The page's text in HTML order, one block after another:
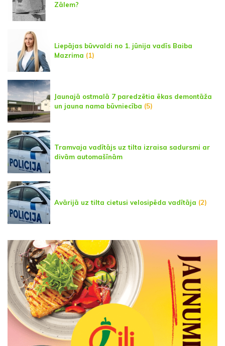
Zālem?
Liepājas būvvaldi no 1. jūnija vadīs Baiba
Mazrima (1)
Jaunajā ostmalā 7 paredzētia ēkas demontāža
un jauna nama būvniecība (5)
Tramvaja vadītājs uz tilta izraisa sadursmi ar
divām automašīnām
Avārijā uz tilta cietusi velosipēda vadītāja (2)